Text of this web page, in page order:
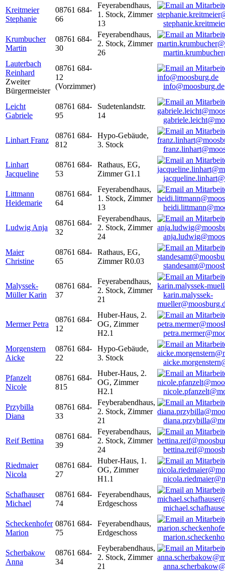
Kreitmeier
Stephanie
08761 684-
66
Feyerabendhaus,
1. Stock, Zimmer
13
Krumbucher
Martin
08761 684-
30
Feyerabendhaus,
2. Stock, Zimmer
26
Lauterbach
Reinhard
Zweiter
Bürgermeister
08761 684-
12
(Vorzimmer)
info@moosburg.de
Leicht
Gabriele
08761 684-
95
Sudetenlandstr.
14
Linhart Franz
08761 684-
812
Hypo-Gebäude,
3. Stock
Linhart
Jacqueline
08761 684-
53
Rathaus, EG,
Zimmer G1.1
Littmann
Heidemarie
08761 684-
64
Feyerabendhaus,
1. Stock, Zimmer
13
Ludwig Anja
08761 684-
32
Feyerabendhaus,
2. Stock, Zimmer
24
Maier
Christine
08761 684-
65
Rathaus, EG,
Zimmer R0.03
Malyssek-
Müller Karin
08761 684-
37
Feyerabendhaus,
2. Stock, Zimmer
21
karin.malyssek-
Mermer Petra
08761 684-
12
Huber-Haus, 2.
OG, Zimmer
H2.1
Morgenstern
Aicke
08761 684-
22
Hypo-Gebäude,
3. Stock
Pfanzelt
Nicole
08761 684-
815
Huber-Haus, 2.
OG, Zimmer
H2.1
Przybilla
Diana
08761 684-
33
Feyberabendhaus,
2. Stock, Zimmer
21
Reif Bettina
08761 684-
39
Feyerabendhaus,
2. Stock, Zimmer
24
Riedmaier
Nicola
08761 684-
27
Huber-Haus, 1.
OG, Zimmer
H1.1
Schafhauser
Michael
08761 684-
74
Feyerabendhaus,
Erdgeschoss
Scheckenhofer
Marion
08761 684-
75
Feyerabendhaus,
Erdgeschoss
Scherbakow
Anna
08761 684-
34
Feyberabendhaus,
2. Stock, Zimmer
21